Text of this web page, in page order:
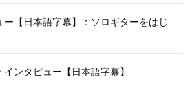
【日本語字幕】：ソロギターをはじ
ンタビュー【日本語字幕】